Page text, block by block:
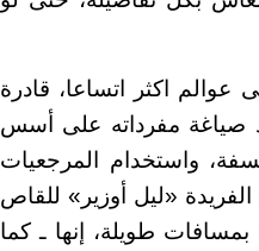
اكثر اتساعا، قادرة
صياغة مفرداته على أسس
واستخدام المرجعيات
الفريدة «ليل أوزير» للقاص
طويلة، إنها ـ كما